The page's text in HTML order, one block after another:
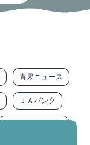
青果ニュース
ＪＡバンク